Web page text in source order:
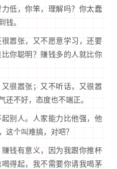
低，你笨，理解吗？你太蠢
钱。
嚣张，又不愿意学习，还要
你聪明？赚钱多的人就比你
很嚣张；又不听话，又很嚣
还不好，态度也不端正。
别人。人家能力比他强，他
这个叫难搞，对吧？
钱有意义，因为我跟你推杯
得起，我不需要你请我喝茅